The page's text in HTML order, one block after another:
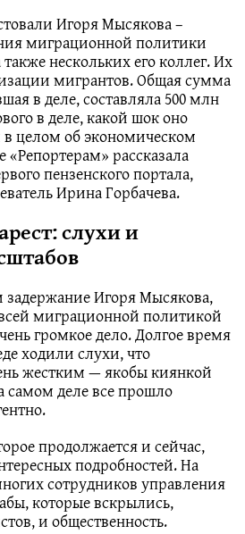
Игоря Мысякова –
миграционной политики
нескольких его коллег. Их
мигрантов. Общая сумма
в деле, составляла 500 млн
в деле, какой шок оно
целом об экономическом
рассказала
пензенского портала,
Ирина Горбачева.
слухи и
Игоря Мысякова,
миграционной политикой
громкое дело. Долгое время
ходили слухи, что
жестким — якобы киянкой
самом деле все прошло
продолжается и сейчас,
подробностей. На
сотрудников управления
которые вскрылись,
и общественность.